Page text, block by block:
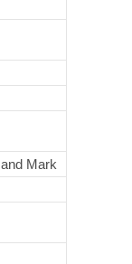
Mark